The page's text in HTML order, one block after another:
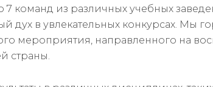
команд из различных учебных
в увлекательных конкурсах. Мы
мероприятия, направленного на
страны.